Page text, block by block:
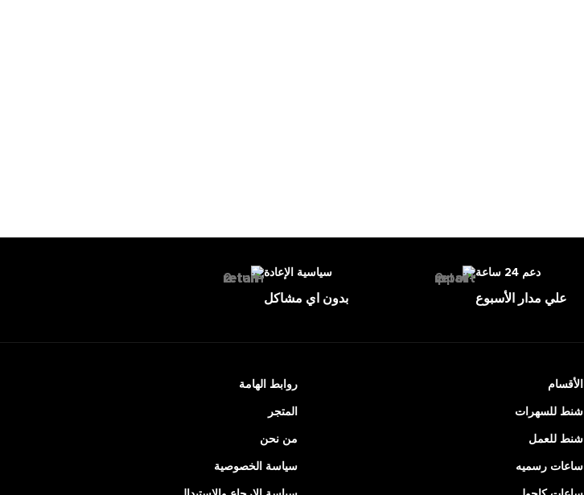
دعم 24 ساعة
علي مدار الأسبوع
سياسية الإعادة
بدون اي مشاكل
الأقسام
شنط للسهرات
شنط للعمل
ساعات رسميه
روابط الهامة
المتجر
من نحن
سياسة الخصوصية